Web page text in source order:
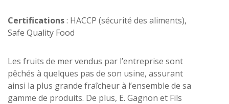
Certifications: HACCP (sécurité des aliments),
Safe Quality Food
Les fruits de mer vendus par l’entreprise sont
pêchés à quelques pas de son usine, assurant
ainsi la plus grande fraîcheur à l’ensemble de sa
gamme de produits. De plus, E. Gagnon et Fils